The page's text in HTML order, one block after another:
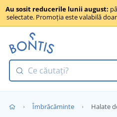
Au sosit reducerile lunii august:
selectate. Promoția este valabilă
Îmbrăcăminte Halate